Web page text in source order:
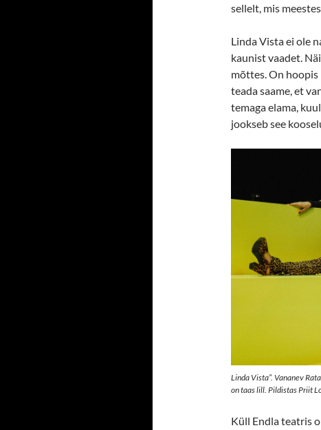
sellelt, mis
Linda Vista ei ole
kaunist vaadet.
mõttes. On hoopis
teada saame, et
temaga elama,
jookseb see
Linda Vista”. Vananev
on taas lill. Pildistas Priit
Küll Endla teatris